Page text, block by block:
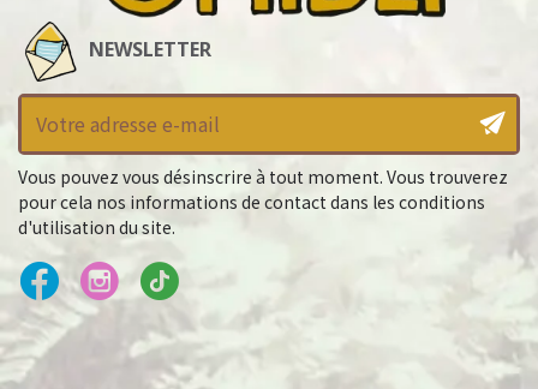
NEWSLETTER
Vous pouvez vous désinscrire à tout moment. Vous trouverez
pour cela nos informations de contact dans les conditions
d'utilisation du site.